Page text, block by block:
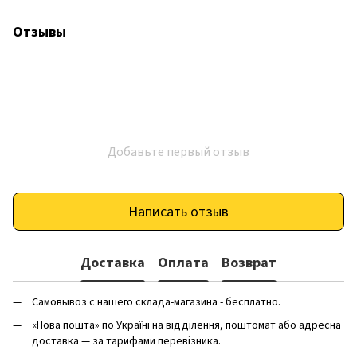
Отзывы
Добавьте первый отзыв
Написать отзыв
Доставка Оплата Возврат
Самовывоз с нашего склада-магазина - бесплатно.
«Нова пошта» по Україні на відділення, поштомат або адресна
доставка — за тарифами перевізника.